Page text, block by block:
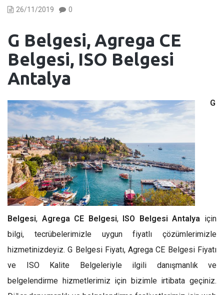
26/11/2019 0
G Belgesi, Agrega CE
Belgesi, ISO Belgesi
Antalya
G
Belgesi, Agrega CE Belgesi, ISO Belgesi Antalya için
bilgi, tecrübelerimizle uygun fiyatlı çözümlerimizle
hizmetinizdeyiz. G Belgesi Fiyatı, Agrega CE Belgesi Fiyatı
ve ISO Kalite Belgeleriyle ilgili danışmanlık ve
belgelendirme hizmetlerimiz için bizimle irtibata geçiniz.